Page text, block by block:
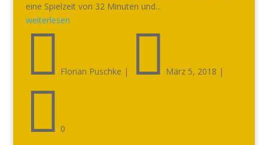
eine Spielzeit von 32 Minuten und...
weiterlesen
 Florian Puschke |  März 5, 2018 |
 0